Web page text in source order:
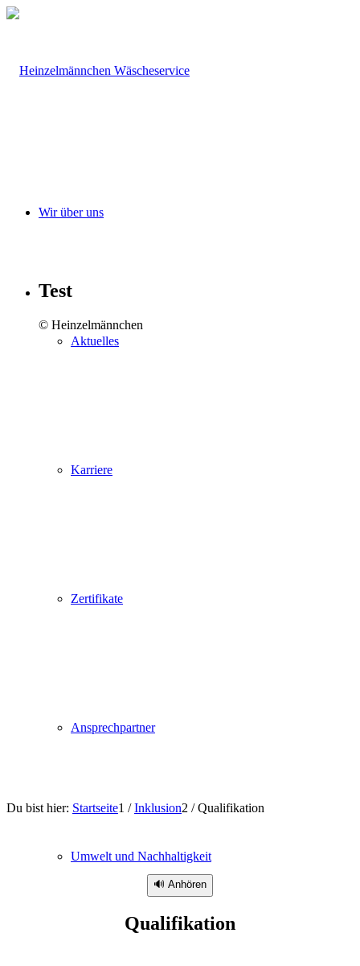
Wir über uns
Aktuelles
Karriere
Zertifikate
Ansprechpartner
Umwelt und Nachhaltigkeit
Test
© Heinzelmännchen
Du bist hier: Startseite1 / Inklusion2 / Qualifikation
🔊 Anhören
Qualifikation